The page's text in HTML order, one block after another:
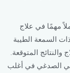
مهمًا في علاج
السمعة الطيبة
والنتائج المتوقعة.
الصدغي في أغلب